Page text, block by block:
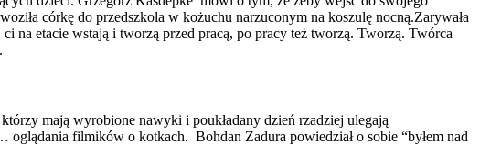
córkę do przedszkola w kożuchu narzuconym na koszulę nocną.Zarywała
na etacie wstają i tworzą przed pracą, po pracy też tworzą. Tworzą. Twórca
mają wyrobione nawyki i poukładany dzień rzadziej ulegają
filmików o kotkach. Bohdan Zadura powiedział o sobie “byłem nad